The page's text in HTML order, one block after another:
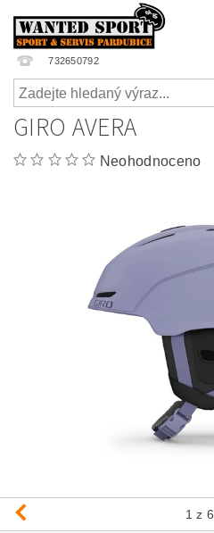
732650792
GIRO AVERA
Neohodnoceno
1 z 6